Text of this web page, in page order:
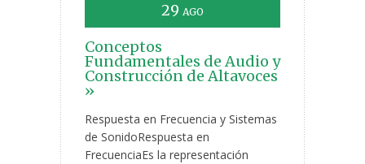
29 AGO
Conceptos
Fundamentales de Audio y
Construcción de Altavoces
»
Respuesta en Frecuencia y Sistemas
de SonidoRespuesta en
FrecuenciaEs la representación